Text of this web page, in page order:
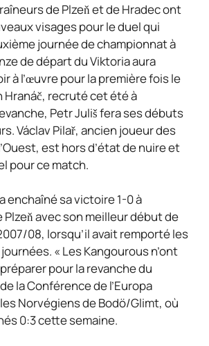
de Plzeň et de Hradec ont
visages pour le duel qui
journée de championnat à
de départ du Viktoria aura
à l’œuvre pour la première fois le
Hranáč, recruté cet été à
Petr Juliš fera ses débuts
Václav Pilař, ancien joueur des
est hors d’état de nuire et
pour ce match.
enchaîné sa victoire 1-0 à
avec son meilleur début de
08, lorsqu’il avait remporté les
« Les Kangourous n’ont
pour la revanche du
la Conférence de l’Europa
Norvégiens de Bodö/Glimt, où
0:3 cette semaine.